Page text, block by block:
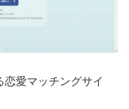
恋愛マッチングサイ